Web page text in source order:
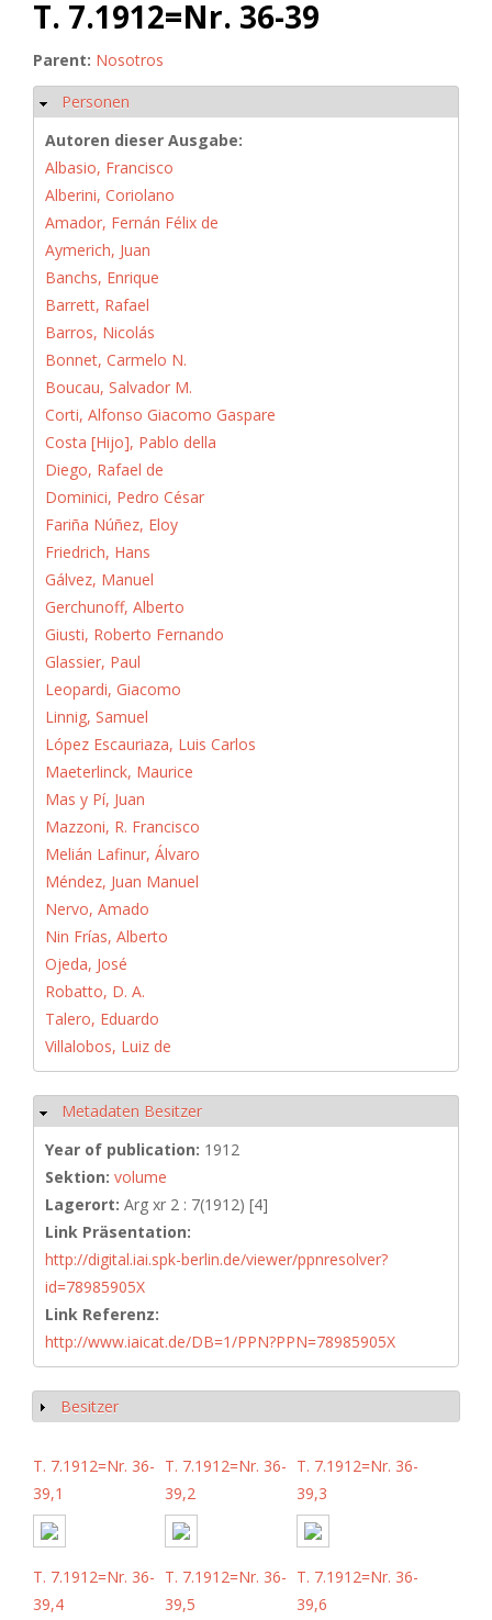
T. 7.1912=Nr. 36-39
Parent: Nosotros
Hide
Personen
Autoren dieser Ausgabe:
Albasio, Francisco
Alberini, Coriolano
Amador, Fernán Félix de
Aymerich, Juan
Banchs, Enrique
Barrett, Rafael
Barros, Nicolás
Bonnet, Carmelo N.
Boucau, Salvador M.
Corti, Alfonso Giacomo Gaspare
Costa [Hijo], Pablo della
Diego, Rafael de
Dominici, Pedro César
Fariña Núñez, Eloy
Friedrich, Hans
Gálvez, Manuel
Gerchunoff, Alberto
Giusti, Roberto Fernando
Glassier, Paul
Leopardi, Giacomo
Linnig, Samuel
López Escauriaza, Luis Carlos
Maeterlinck, Maurice
Mas y Pí, Juan
Mazzoni, R. Francisco
Melián Lafinur, Álvaro
Méndez, Juan Manuel
Nervo, Amado
Nin Frías, Alberto
Ojeda, José
Robatto, D. A.
Talero, Eduardo
Villalobos, Luiz de
Hide
Metadaten Besitzer
Year of publication: 1912
Sektion: volume
Lagerort: Arg xr 2 : 7(1912) [4]
Link Präsentation:
http://digital.iai.spk-berlin.de/viewer/ppnresolver?
id=78985905X
Link Referenz:
http://www.iaicat.de/DB=1/PPN?PPN=78985905X
Show
Besitzer
T. 7.1912=Nr. 36-
39,1
T. 7.1912=Nr. 36-
39,2
T. 7.1912=Nr. 36-
39,3
T. 7.1912=Nr. 36-
39,4
T. 7.1912=Nr. 36-
39,5
T. 7.1912=Nr. 36-
39,6